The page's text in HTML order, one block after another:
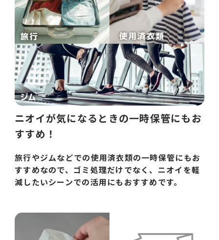
ニオイが気になるときの一時保管にもお
すすめ！
旅行やジムなどでの使用済衣類の一時保管にもお
すすめなので、ゴミ処理だけでなく、ニオイを軽
減したいシーンでの活用にもおすすめです。